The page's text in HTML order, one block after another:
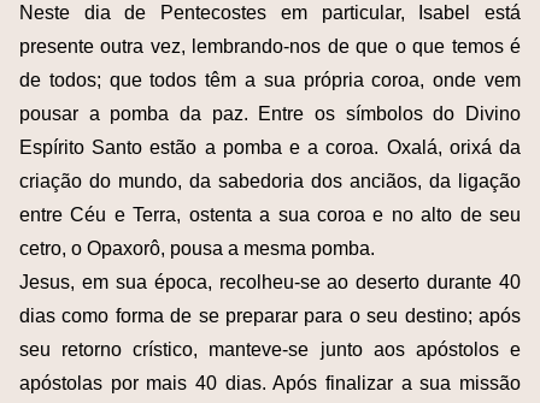
Neste dia de Pentecostes em particular, Isabel está
presente outra vez, lembrando-nos de que o que temos é
de todos; que todos têm a sua própria coroa, onde vem
pousar a pomba da paz. Entre os símbolos do Divino
Espírito Santo estão a pomba e a coroa. Oxalá, orixá da
criação do mundo, da sabedoria dos anciãos, da ligação
entre Céu e Terra, ostenta a sua coroa e no alto de seu
cetro, o Opaxorô, pousa a mesma pomba.
Jesus, em sua época, recolheu-se ao deserto durante 40
dias como forma de se preparar para o seu destino; após
seu retorno crístico, manteve-se junto aos apóstolos e
apóstolas por mais 40 dias. Após finalizar a sua missão